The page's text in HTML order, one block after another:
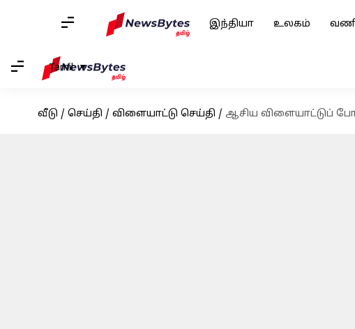
இந்தியா உலகம்
Tamil
வீடு / செய்தி / விளையாட்டு செய்தி / ஆசிய விளையாட்டுப்